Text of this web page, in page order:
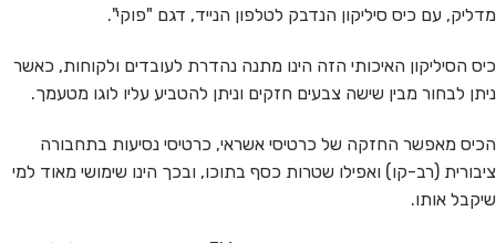
מדליק, עם כיס סיליקון הנדבק לטלפון הנייד, דגם "פוקי".
כיס הסיליקון האיכותי הזה הינו מתנה נהדרת לעובדים ולקוחות, כאשר
ניתן לבחור מבין שישה צבעים חזקים וניתן להטביע עליו לוגו מטעמך.
הכיס מאפשר החזקה של כרטיסי אשראי, כרטיסי נסיעות בתחבורה
ציבורית (רב-קו) ואפילו שטרות כסף בתוכו, ובכך הינו שימושי מאוד למי
שיקבל אותו.